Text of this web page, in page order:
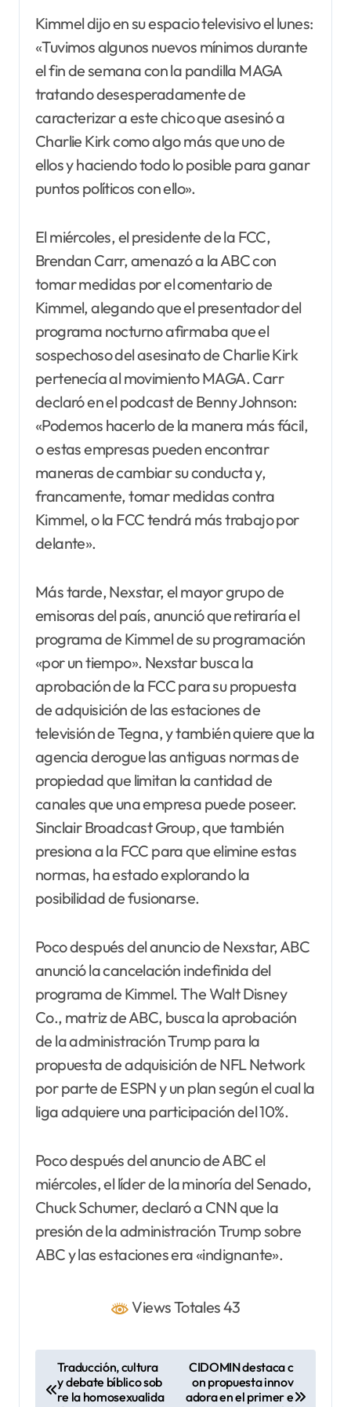
Kimmel dijo en su espacio televisivo el lunes:
«Tuvimos algunos nuevos mínimos durante
el fin de semana con la pandilla MAGA
tratando desesperadamente de
caracterizar a este chico que asesinó a
Charlie Kirk como algo más que uno de
ellos y haciendo todo lo posible para ganar
puntos políticos con ello».
El miércoles, el presidente de la FCC,
Brendan Carr, amenazó a la ABC con
tomar medidas por el comentario de
Kimmel, alegando que el presentador del
programa nocturno afirmaba que el
sospechoso del asesinato de Charlie Kirk
pertenecía al movimiento MAGA. Carr
declaró en el podcast de Benny Johnson:
«Podemos hacerlo de la manera más fácil,
o estas empresas pueden encontrar
maneras de cambiar su conducta y,
francamente, tomar medidas contra
Kimmel, o la FCC tendrá más trabajo por
delante».
Más tarde, Nexstar, el mayor grupo de
emisoras del país, anunció que retiraría el
programa de Kimmel de su programación
«por un tiempo». Nexstar busca la
aprobación de la FCC para su propuesta
de adquisición de las estaciones de
televisión de Tegna, y también quiere que la
agencia derogue las antiguas normas de
propiedad que limitan la cantidad de
canales que una empresa puede poseer.
Sinclair Broadcast Group, que también
presiona a la FCC para que elimine estas
normas, ha estado explorando la
posibilidad de fusionarse.
Poco después del anuncio de Nexstar, ABC
anunció la cancelación indefinida del
programa de Kimmel. The Walt Disney
Co., matriz de ABC, busca la aprobación
de la administración Trump para la
propuesta de adquisición de NFL Network
por parte de ESPN y un plan según el cual la
liga adquiere una participación del 10%.
Poco después del anuncio de ABC el
miércoles, el líder de la minoría del Senado,
Chuck Schumer, declaró a CNN que la
presión de la administración Trump sobre
ABC y las estaciones era «indignante».
Views Totales 43
Traducción, cultura
y debate bíblico sob
re la homosexualida
CIDOMIN destaca c
on propuesta innov
adora en el primer e